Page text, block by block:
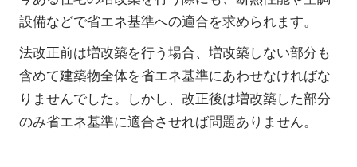
設備などで省エネ基準への適合を求められます。
法改正前は増改築を行う場合、増改築しない部分も
含めて建築物全体を省エネ基準にあわせなければな
りませんでした。しかし、改正後は増改築した部分
のみ省エネ基準に適合させれば問題ありません。